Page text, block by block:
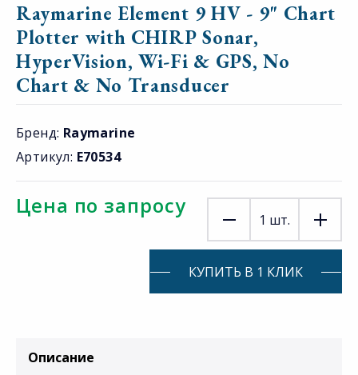
Raymarine Element 9 HV - 9" Chart
Plotter with CHIRP Sonar,
HyperVision, Wi-Fi & GPS, No
Chart & No Transducer
Бренд: Raymarine
Артикул: E70534
Цена по запросу
1 шт.
КУПИТЬ В 1 КЛИК
Описание